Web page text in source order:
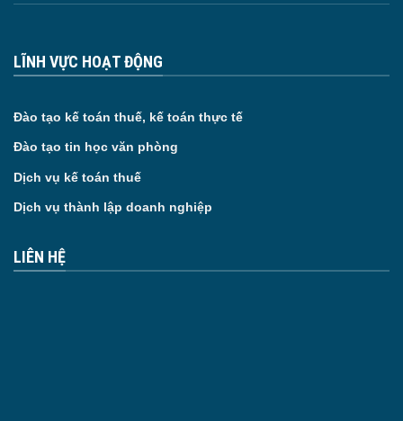
LĨNH VỰC HOẠT ĐỘNG
Đào tạo kế toán thuế, kế toán thực tế
Đào tạo tin học văn phòng
Dịch vụ kế toán thuế
Dịch vụ thành lập doanh nghiệp
LIÊN HỆ